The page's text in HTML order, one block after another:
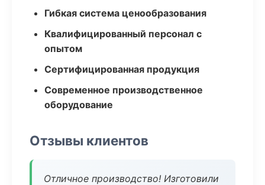
Гибкая система ценообразования
Квалифицированный персонал с
опытом
Сертифицированная продукция
Современное производственное
оборудование
Отзывы клиентов
Отличное производство! Изготовили